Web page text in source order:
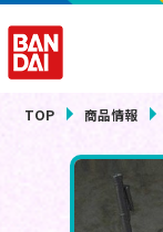
TOP 商品情報